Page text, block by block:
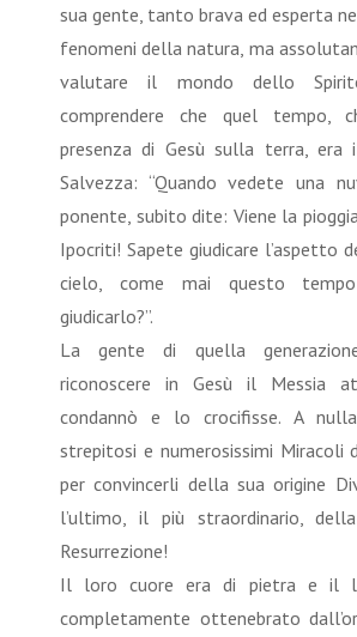
sua gente, tanto brava ed esperta
fenomeni della natura, ma
valutare il mondo dello
comprendere che quel tempo,
presenza di Gesù sulla terra,
Salvezza: “Quando vedete una
ponente, subito dite: Viene la
Ipocriti! Sapete giudicare l’aspetto
cielo, come mai questo
giudicarlo?”.
La gente di quella
riconoscere in Gesù il Messia
condannò e lo crocifisse. A
strepitosi e numerosissimi Miracoli
per convincerli della sua origine
l’ultimo, il più straordinario,
Resurrezione!
Il loro cuore era di pietra e il
completamente ottenebrato